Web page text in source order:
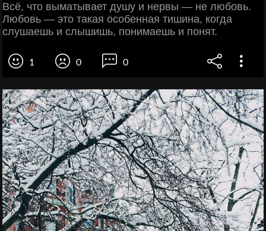
Всё, что выматывает душу и нервы — не любовь.
Любовь — это такая особенная тишина, когда
слушаешь и слышишь, понимаешь и понят.
1 0 0